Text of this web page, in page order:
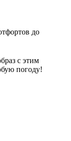
до
с этим
погоду!